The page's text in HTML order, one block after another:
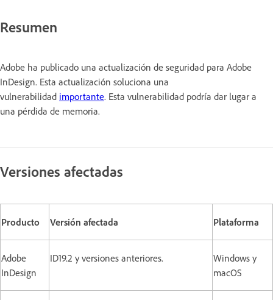
Resumen
Adobe ha publicado una actualización de seguridad para Adobe
InDesign. Esta actualización soluciona una
vulnerabilidad importante. Esta vulnerabilidad podría dar lugar a
una pérdida de memoria.
Versiones afectadas
Producto Versión afectada Plataforma
Adobe
InDesign
ID19.2 y versiones anteriores.
Windows y
macOS